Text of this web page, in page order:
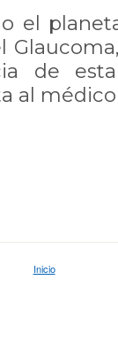
el
de
al
Inicio